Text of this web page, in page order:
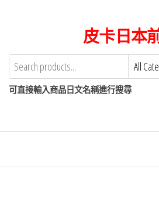
content
皮卡日本
可直接輸入商品日文名稱進行搜尋